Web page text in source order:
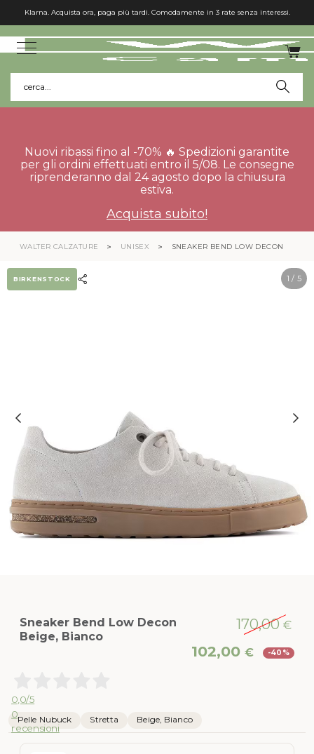
Klarna. Acquista ora, paga più tardi. Comodamente in 3 rate senza interessi.
cerca...
Nuovi ribassi fino al -70% 🔥 Spedizioni garantite
per gli ordini effettuati entro il 5/08. Le consegne
riprenderanno dal 24 agosto dopo la chiusura
estiva.
Acquista subito!
WALTER CALZATURE UNISEX SNEAKER BEND LOW DECON
1 / 5
BIRKENSTOCK
Sneaker Bend Low Decon
Beige, Bianco
170,00 €
prezzo
102,00 € -40%
0,0/5
0
recensioni
Pelle Nubuck Stretta Beige, Bianco